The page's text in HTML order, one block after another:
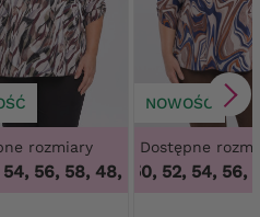
56, 58
rozmiary
56, 58,48, 50, 52, 54, 56, 58
NOWOŚĆ
Dostępne
48, 50, 52, 54, 56,